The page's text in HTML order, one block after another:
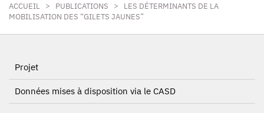
ACCUEIL > PUBLICATIONS >
LES DÉTERMINANTS DE LA
MOBILISATION DES “GILETS JAUNES”
Projet
Données mises à disposition via le CASD